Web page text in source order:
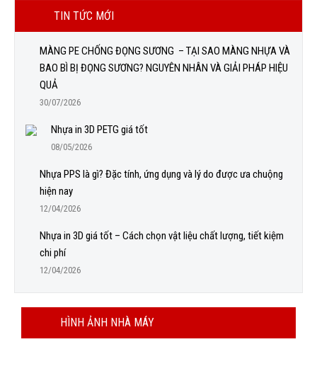
TIN TỨC MỚI
MÀNG PE CHỐNG ĐỌNG SƯƠNG – TẠI SAO MÀNG NHỰA VÀ
BAO BÌ BỊ ĐỌNG SƯƠNG? NGUYÊN NHÂN VÀ GIẢI PHÁP HIỆU
QUẢ
30/07/2026
Nhựa in 3D PETG giá tốt
08/05/2026
Nhựa PPS là gì? Đặc tính, ứng dụng và lý do được ưa chuộng
hiện nay
12/04/2026
Nhựa in 3D giá tốt – Cách chọn vật liệu chất lượng, tiết kiệm
chi phí
12/04/2026
HÌNH ẢNH NHÀ MÁY